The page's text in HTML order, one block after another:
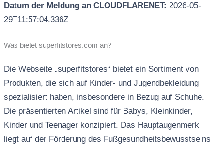
Datum der Meldung an CLOUDFLARENET: 2026-05-
29T11:57:04.336Z
Was bietet superfitstores.com an?
Die Webseite „superfitstores“ bietet ein Sortiment von
Produkten, die sich auf Kinder- und Jugendbekleidung
spezialisiert haben, insbesondere in Bezug auf Schuhe.
Die präsentierten Artikel sind für Babys, Kleinkinder,
Kinder und Teenager konzipiert. Das Hauptaugenmerk
liegt auf der Förderung des Fußgesundheitsbewusstseins